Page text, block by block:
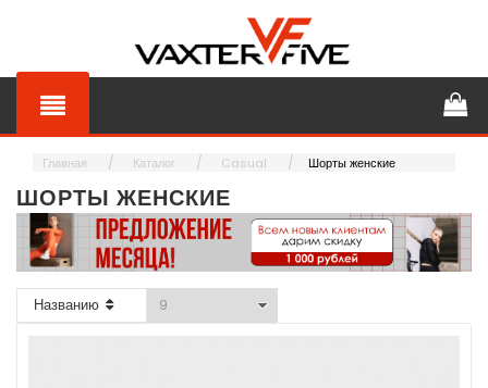
Главная Каталог Casual Шорты женские
ШОРТЫ ЖЕНСКИЕ
Названию